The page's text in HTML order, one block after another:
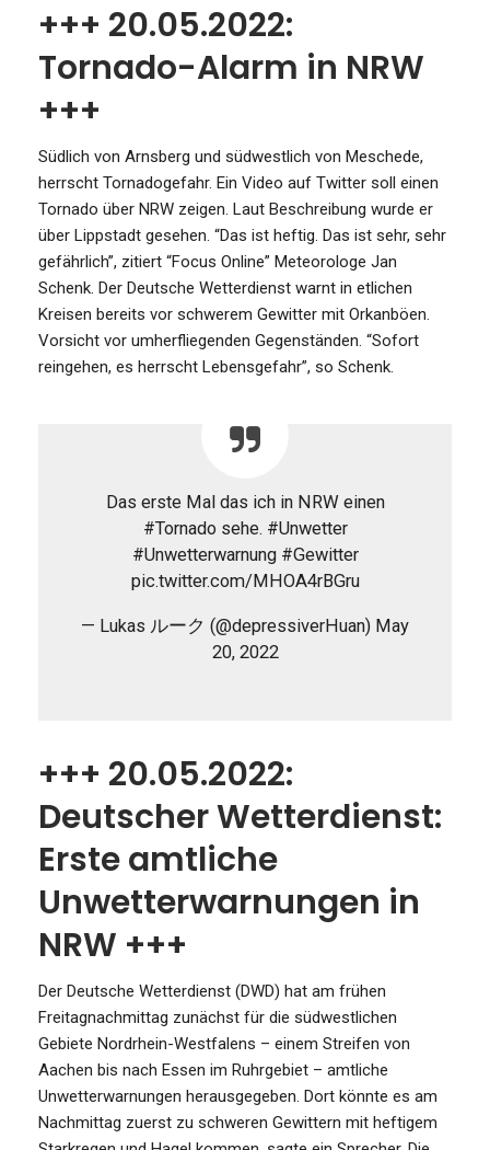
+++ 20.05.2022:
Tornado-Alarm in NRW
+++
Südlich von Arnsberg und südwestlich von Meschede,
herrscht Tornadogefahr. Ein Video auf Twitter soll einen
Tornado über NRW zeigen. Laut Beschreibung wurde er
über Lippstadt gesehen. “Das ist heftig. Das ist sehr, sehr
gefährlich”, zitiert “Focus Online” Meteorologe Jan
Schenk. Der Deutsche Wetterdienst warnt in etlichen
Kreisen bereits vor schwerem Gewitter mit Orkanböen.
Vorsicht vor umherfliegenden Gegenständen. “Sofort
reingehen, es herrscht Lebensgefahr”, so Schenk.
Das erste Mal das ich in NRW einen
#Tornado sehe. #Unwetter
#Unwetterwarnung #Gewitter
pic.twitter.com/MHOA4rBGru
— Lukas ルーク (@depressiverHuan) May
20, 2022
+++ 20.05.2022:
Deutscher Wetterdienst:
Erste amtliche
Unwetterwarnungen in
NRW +++
Der Deutsche Wetterdienst (DWD) hat am frühen
Freitagnachmittag zunächst für die südwestlichen
Gebiete Nordrhein-Westfalens – einem Streifen von
Aachen bis nach Essen im Ruhrgebiet – amtliche
Unwetterwarnungen herausgegeben. Dort könnte es am
Nachmittag zuerst zu schweren Gewittern mit heftigem